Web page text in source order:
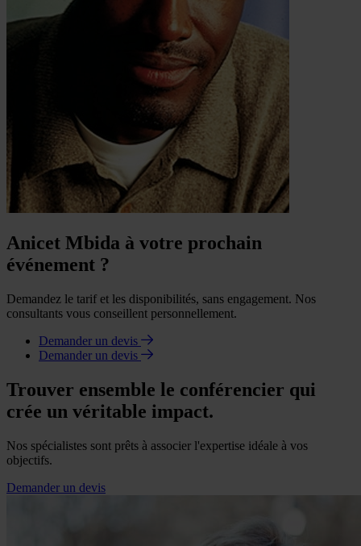
Anicet Mbida à votre prochain
événement ?
Demandez le tarif et les disponibilités, sans engagement. Nos
consultants vous conseillent personnellement.
Demander un devis
Demander un devis
Trouver ensemble le conférencier qui
crée un véritable impact.
Nos spécialistes sont prêts à associer l'expertise idéale à vos
objectifs.
Demander un devis